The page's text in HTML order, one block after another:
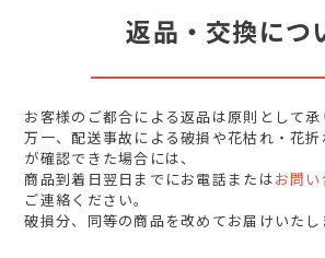
返品・交換につ
お客様のご都合による返品は原則として承
万一、配送事故による破損や花枯れ・花
が確認できた場合には、
商品到着日翌日までにお電話またはお問
ご連絡ください。
破損分、同等の商品を改めてお届けいたし